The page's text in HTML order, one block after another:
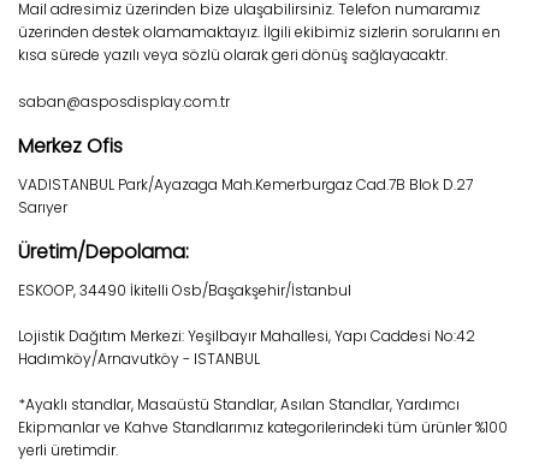
Mail adresimiz üzerinden bize ulaşabilirsiniz. Telefon numaramız
üzerinden destek olamamaktayız. İlgili ekibimiz sizlerin sorularını en
kısa sürede yazılı veya sözlü olarak geri dönüş sağlayacaktr.
saban@asposdisplay.com.tr
Merkez Ofis
VADISTANBUL Park/Ayazaga Mah.Kemerburgaz Cad.7B Blok D.27
Sarıyer
Üretim/Depolama:
ESKOOP, 34490 İkitelli Osb/Başakşehir/İstanbul
Lojistik Dağıtım Merkezi: Yeşilbayır Mahallesi, Yapı Caddesi No:42
Hadımköy/Arnavutköy - ISTANBUL
*Ayaklı standlar, Masaüstü Standlar, Asılan Standlar, Yardımcı
Ekipmanlar ve Kahve Standlarımız kategorilerindeki tüm ürünler %100
yerli üretimdir.